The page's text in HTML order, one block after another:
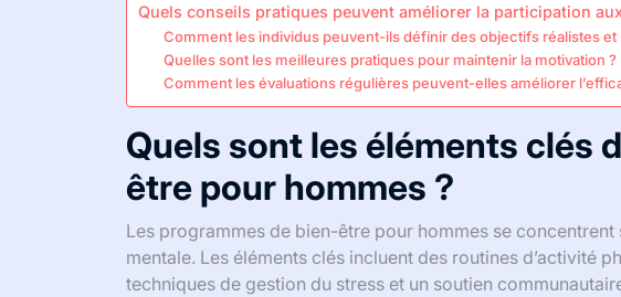
Quels conseils pratiques peuvent améliorer la participation
Comment les individus peuvent-ils définir des objectifs réalistes et
Quelles sont les meilleures pratiques pour maintenir la motivation ?
Comment les évaluations régulières peuvent-elles améliorer
Quels sont les éléments clés
être pour hommes ?
Les programmes de bien-être pour hommes se
mentale. Les éléments clés incluent des routines d’activité
techniques de gestion du stress et un soutien